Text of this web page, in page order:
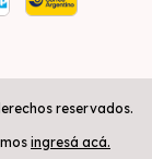
reservados.
ingresá acá.